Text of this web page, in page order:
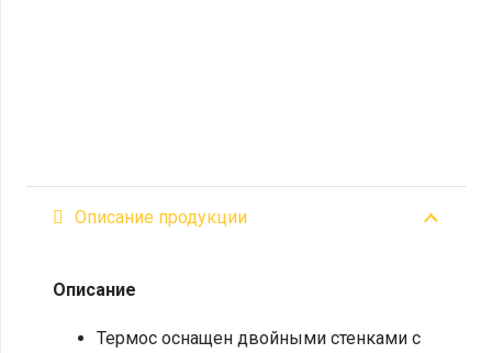
Описание продукции
Описание
Термос оснащен двойными стенками с